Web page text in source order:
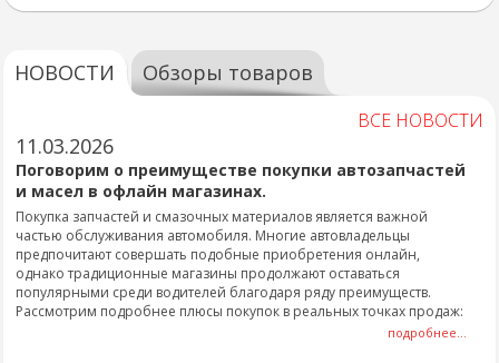
НОВОСТИ Обзоры товаров
ВСЕ НОВОСТИ
11.03.2026
Поговорим о преимуществе покупки автозапчастей
и масел в офлайн магазинах.
Покупка запчастей и смазочных материалов является важной
частью обслуживания автомобиля. Многие автовладельцы
предпочитают совершать подобные приобретения онлайн,
однако традиционные магазины продолжают оставаться
популярными среди водителей благодаря ряду преимуществ.
Рассмотрим подробнее плюсы покупок в реальных точках продаж:
подробнее...